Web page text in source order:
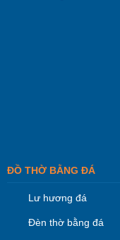
ĐỒ THỜ BẰNG ĐÁ
Lư hương đá
Đèn thờ bằng đá